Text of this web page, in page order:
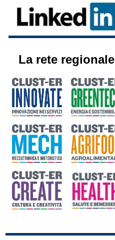
La rete regionale